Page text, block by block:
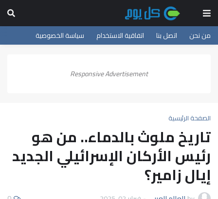
من نحن اتصل بنا اتفاقية الاستخدام سياسة الخصوصية
Responsive Advertisement
الصفحة الرئيسية
تاريخ ملوث بالدماء.. من هو
رئيس الأركان الإسرائيلي الجديد
إيال زامير؟